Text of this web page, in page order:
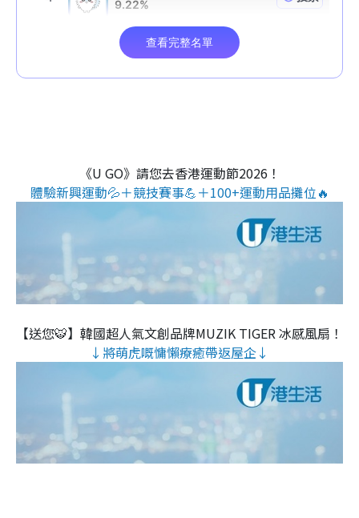
《U GO》請您去香港運動節2026！
體驗新興運動💦＋競技賽事💪＋100+運動用品攤位🔥
【送您🐯】韓國超人氣文創品牌MUZIK TIGER 冰感風扇！
↓將萌虎嘅慵懶療癒帶返屋企↓